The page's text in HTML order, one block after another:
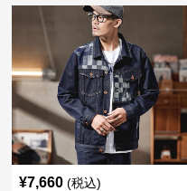
¥7,660 (税込)